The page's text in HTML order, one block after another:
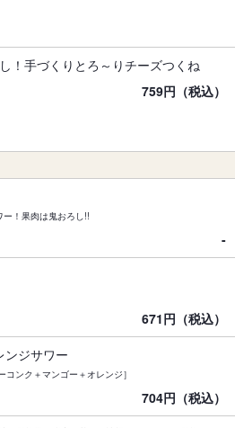
！手づくりとろ～りチーズつくね
759円（税込）
！果肉は鬼おろし!!
-
671円（税込）
ンジサワー
ンク＋マンゴー＋オレンジ］
704円（税込）